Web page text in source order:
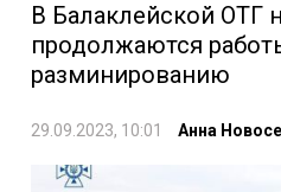
В Балаклейской ОТГ
продолжаются
разминированию
29.09.2023, 10:01 Анна